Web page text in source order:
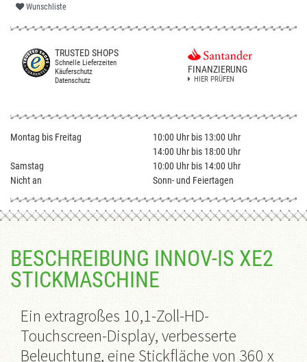
Wunschliste
TRUSTED SHOPS
Schnelle Lieferzeiten
Käuferschutz
Datenschutz
FINANZIERUNG
HIER PRÜFEN
Montag bis Freitag
10:00 Uhr bis 13:00 Uhr
14:00 Uhr bis 18:00 Uhr
Samstag
10:00 Uhr bis 14:00 Uhr
Nicht an
Sonn- und Feiertagen
BESCHREIBUNG INNOV-IS XE2
STICKMASCHINE
Ein extragroßes 10,1-Zoll-HD-
Touchscreen-Display, verbesserte
Beleuchtung, eine Stickfläche von 360 x